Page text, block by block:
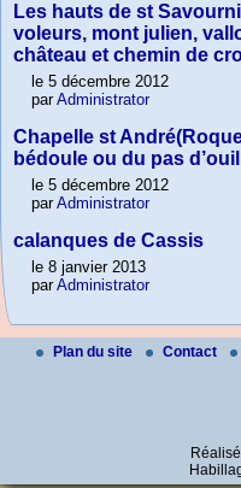
Les hauts de st
voleurs, mont julien,
château et chemin de
le 5 décembre 2012
parAdministrator
Chapelle st
bédoule ou du pas
le 5 décembre 2012
parAdministrator
calanques de Cassis
le 8 janvier 2013
parAdministrator
Plan du site Contact